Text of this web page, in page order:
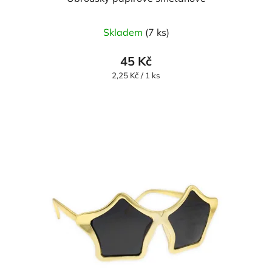
Skladem (7 ks)
45 Kč
Měrná
2,25 Kč / 1 ks